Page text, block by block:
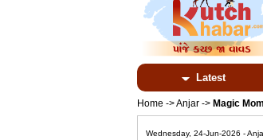
Latest
Home ->Anjar -> Magic
Wednesday, 24-Jun-2026 -